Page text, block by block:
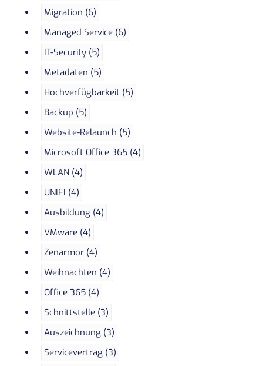
Migration (6)
Managed Service (6)
IT-Security (5)
Metadaten (5)
Hochverfügbarkeit (5)
Backup (5)
Website-Relaunch (5)
Microsoft Office 365 (4)
WLAN (4)
UNIFI (4)
Ausbildung (4)
VMware (4)
Zenarmor (4)
Weihnachten (4)
Office 365 (4)
Schnittstelle (3)
Auszeichnung (3)
Servicevertrag (3)